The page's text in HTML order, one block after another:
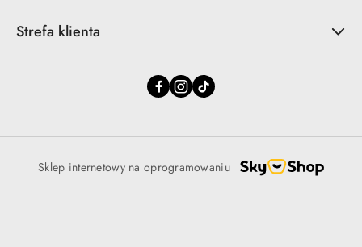
Strefa klienta
Sklep internetowy na oprogramowaniu